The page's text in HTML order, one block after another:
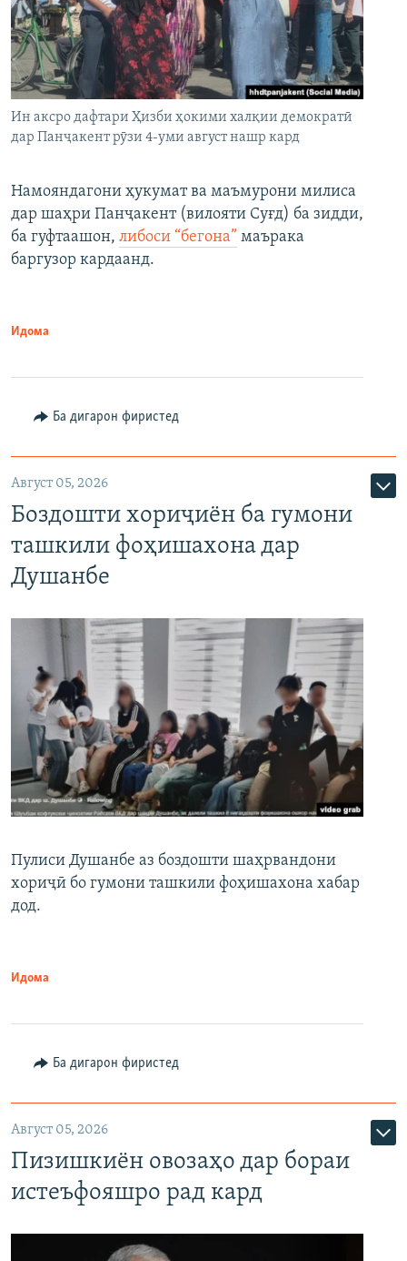
Ин аксро дафтари Ҳизби ҳокими халқии демократӣ
дар Панҷакент рӯзи 4-уми август нашр кард
Намояндагони ҳукумат ва маъмурони милиса
дар шаҳри Панҷакент (вилояти Суғд) ба зидди,
ба гуфтаашон, либоси “бегона” маърака
баргузор кардаанд.
Идома
Ба дигарон фиристед
Август 05, 2026
Боздошти хориҷиён ба гумони
ташкили фоҳишахона дар
Душанбе
Пулиси Душанбе аз боздошти шаҳрвандони
хориҷӣ бо гумони ташкили фоҳишахона хабар
дод.
Идома
Ба дигарон фиристед
Август 05, 2026
Пизишкиён овозаҳо дар бораи
истеъфояшро рад кард